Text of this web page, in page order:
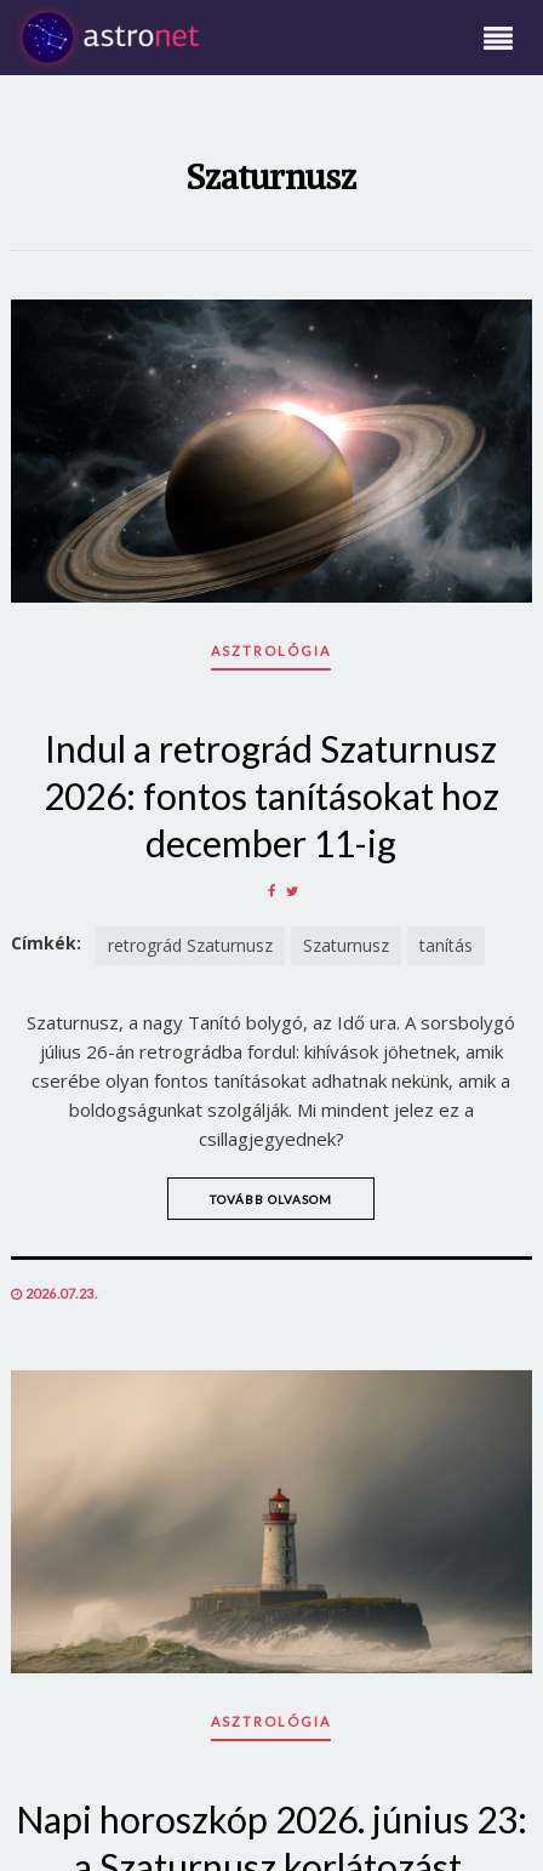
Szaturnusz
ASZTROLÓGIA
Indul a retrográd Szaturnusz
2026: fontos tanításokat hoz
december 11-ig
SHARE
FACEBOOK
TWITTER
Címkék: retrográd Szaturnusz Szaturnusz tanítás
Szaturnusz, a nagy Tanító bolygó, az Idő ura. A sorsbolygó
július 26-án retrográdba fordul: kihívások jöhetnek, amik
cserébe olyan fontos tanításokat adhatnak nekünk, amik a
boldogságunkat szolgálják. Mi mindent jelez ez a
csillagjegyednek?
TOVÁBB OLVASOM
POSTED
2026.07.23.
ASZTROLÓGIA
Napi horoszkóp 2026. június 23: